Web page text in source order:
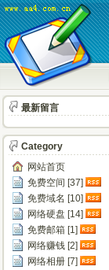
最新留言
Category
网站首页
免费空间 [37]
免费域名 [10]
网络硬盘 [14]
免费邮箱 [1]
网络赚钱 [2]
网络相册 [7]